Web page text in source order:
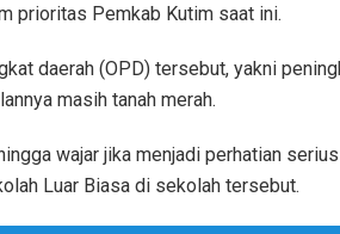
prioritas Pemkab Kutim saat ini.
daerah (OPD) tersebut, yakni
masih tanah merah.
wajar jika menjadi perhatian
Luar Biasa di sekolah tersebut.